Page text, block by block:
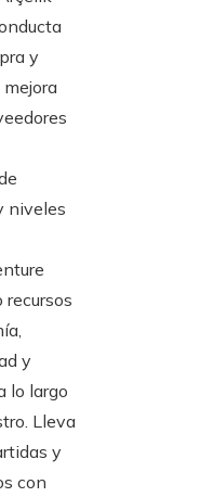
y
niveles
y
lo largo
Lleva
y
con